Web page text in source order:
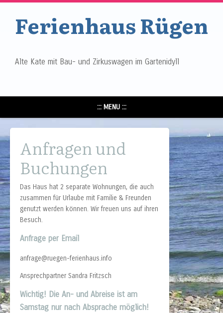
Ferienhaus Rügen
Alte Kate mit Bau- und Zirkuswagen im Gartenidyll
::: MENU :::
Anfragen und
Buchungen
Das Haus hat 2 separate Wohnungen, die auch
zusammen für Urlaube mit Familie & Freunden
genutzt werden können. Wir freuen uns auf ihren
Besuch.
Anfrage per Email
anfrage@ruegen-ferienhaus.info
Ansprechpartner Sandra Fritzsch
Wichtig! Die An- und Abreise ist am
Samstag nur nach Absprache möglich!